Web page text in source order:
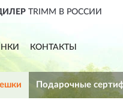
TRIMM В РОССИИ
КОНТАКТЫ
Подарочные